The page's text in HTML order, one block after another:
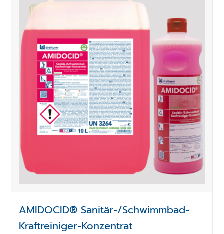
AMIDOCID® Sanitär-/Schwimmbad-
Kraftreiniger-Konzentrat